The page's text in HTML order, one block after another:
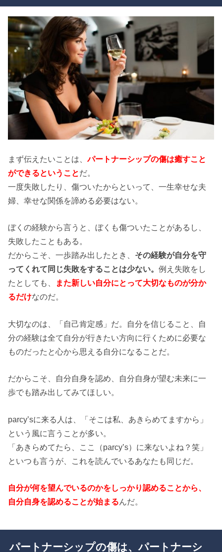
まず伝えたいことは、パートナーシップの傷は癒すこと
ができるということだ。
一度失敗したり、傷ついたからといって、一生幸せな夫
婦、幸せな関係を諦める必要はない。
ぼくの経験から言うと、ぼくも傷ついたことがあるし、
失敗したこともある。
だからこそ、一歩踏み出したとき、 その経験が自分を守
ってくれて同じ失敗をすることは少ない。例え失敗をし
たとしても、
また新しい自分にとって大切なものが分か
るだけなのだ。
大切なのは、「自己肯定感」だ。自分を信じること、自
分の経験は全て自分が行きたい方向に行くために必要な
ものだったと心から思える自分になることだ。
だからこそ、自分自身を認め、自分自身が望む未来に一
歩でも踏み出してみてほしい。
parcy’sに来る人は、「そこは私、あきらめてますから」
という風に言うことが多い。
「あきらめてたら、ここ（parcy’s）に来ないよね？笑」
といつも言うが、これを読んでいるあなたも同じだ。
自分が何を望んでいるのかをしっかり認めることから、
自分自身を認めることが始まるんだ。
パートナーシップの傷は、パートナーシ